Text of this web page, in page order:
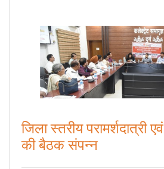
जिला स्तरीय परामर्शदात्री
की बैठक संपन्न